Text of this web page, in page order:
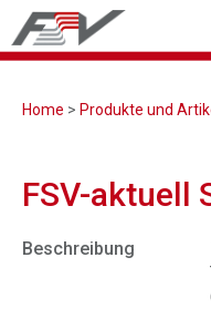
Home > Produkte und
FSV-aktuell
Beschreibung